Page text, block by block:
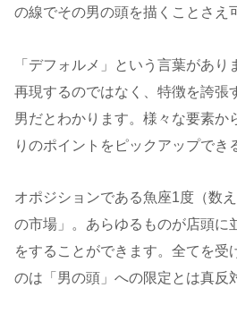
の線でその男の頭を描くことさえ
「デフォルメ」という言葉があ
再現するのではなく、特徴を誇張
男だとわかります。様々な要素か
りのポイントをピックアップでき
オポジションである魚座1度（数
の市場」。あらゆるものが店頭に
をすることができます。全てを受
のは「男の頭」への限定とは真反